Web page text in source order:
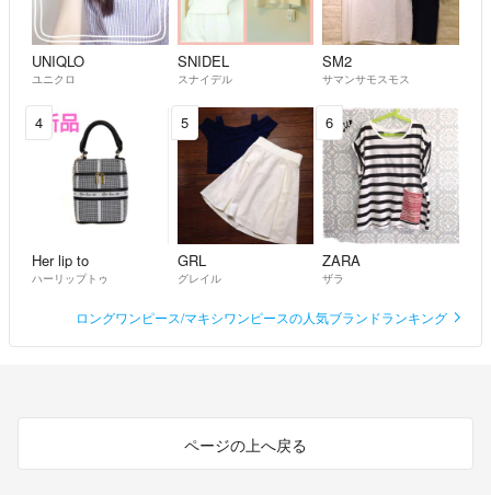
UNIQLO
ユニクロ
SNIDEL
スナイデル
SM2
サマンサモスモス
4
Her lip to
ハーリップトゥ
5
GRL
グレイル
6
ZARA
ザラ
ロングワンピース/マキシワンピースの人気ブランドランキング
ページの上へ戻る